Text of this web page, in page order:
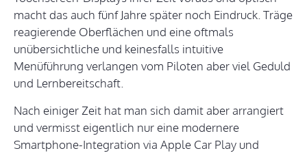
macht das auch fünf Jahre später noch Eindruck. Träge
reagierende Oberflächen und eine oftmals
unübersichtliche und keinesfalls intuitive
Menüführung verlangen vom Piloten aber viel Geduld
und Lernbereitschaft.
Nach einiger Zeit hat man sich damit aber arrangiert
und vermisst eigentlich nur eine modernere
Smartphone-Integration via Apple Car Play und